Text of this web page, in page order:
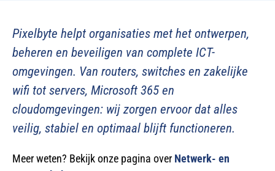
Pixelbyte helpt organisaties met het ontwerpen,
beheren en beveiligen van complete ICT-
omgevingen. Van routers, switches en zakelijke
wifi tot servers, Microsoft 365 en
cloudomgevingen: wij zorgen ervoor dat alles
veilig, stabiel en optimaal blijft functioneren.
Meer weten? Bekijk onze pagina over Netwerk- en